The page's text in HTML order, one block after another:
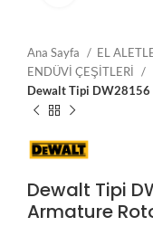
Ana Sayfa
EL
ENDÜVİ ÇEŞİTLERİ
Dewalt Tipi DW28156
Dewalt Tipi
Armature